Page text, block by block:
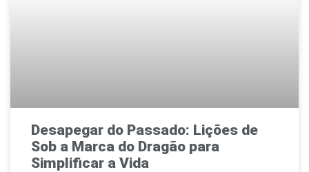
Desapegar do Passado: Lições de
Sob a Marca do Dragão para
Simplificar a Vida